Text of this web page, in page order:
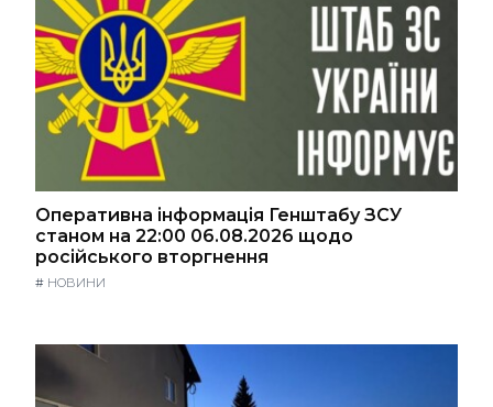
Оперативна інформація Генштабу ЗСУ
станом на 22:00 06.08.2026 щодо
російського вторгнення
# НОВИНИ